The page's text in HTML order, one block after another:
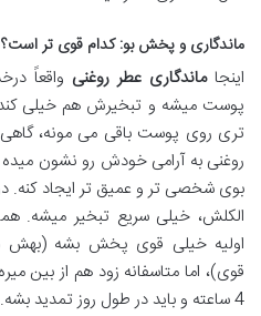
ماندگاری و پخش بو: کدام قوی تر است؟
اینجاماندگاری عطر روغنی واقعاً
پوست میشه و تبخیرش هم خیلی
روغنی به آرامی خودش رو نشون
بوی شخصی تر و عمیق تر ایجاد کنه.
الکلش، خیلی سریع تبخیر میشه.
اولیه خیلی قوی پخش بشه (بهش
4 ساعته و باید در طول روز تمدید بشه.